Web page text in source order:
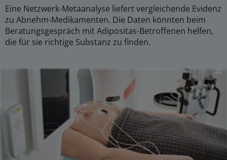
Eine Netzwerk-Metaanalyse liefert vergleichende Evidenz
zu Abnehm-Medikamenten. Die Daten könnten beim
Beratungsgespräch mit Adipositas-Betroffenen helfen,
die für sie richtige Substanz zu finden.